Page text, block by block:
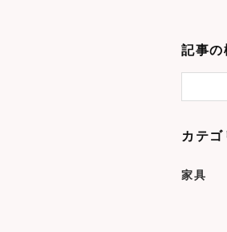
記事の
カテゴ
家具